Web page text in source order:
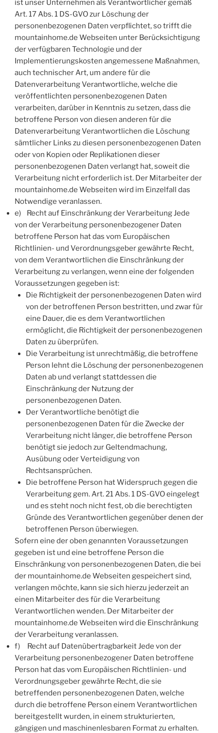
ist unser Unternehmen als Verantwortlicher gemäß
Art. 17 Abs. 1 DS-GVO zur Löschung der
personenbezogenen Daten verpflichtet, so trifft die
mountainhome.de Webseiten unter Berücksichtigung
der verfügbaren Technologie und der
Implementierungskosten angemessene Maßnahmen,
auch technischer Art, um andere für die
Datenverarbeitung Verantwortliche, welche die
veröffentlichten personenbezogenen Daten
verarbeiten, darüber in Kenntnis zu setzen, dass die
betroffene Person von diesen anderen für die
Datenverarbeitung Verantwortlichen die Löschung
sämtlicher Links zu diesen personenbezogenen Daten
oder von Kopien oder Replikationen dieser
personenbezogenen Daten verlangt hat, soweit die
Verarbeitung nicht erforderlich ist. Der Mitarbeiter der
mountainhome.de Webseiten wird im Einzelfall das
Notwendige veranlassen.
e) Recht auf Einschränkung der Verarbeitung Jede
von der Verarbeitung personenbezogener Daten
betroffene Person hat das vom Europäischen
Richtlinien- und Verordnungsgeber gewährte Recht,
von dem Verantwortlichen die Einschränkung der
Verarbeitung zu verlangen, wenn eine der folgenden
Voraussetzungen gegeben ist:
Die Richtigkeit der personenbezogenen Daten wird
von der betroffenen Person bestritten, und zwar für
eine Dauer, die es dem Verantwortlichen
ermöglicht, die Richtigkeit der personenbezogenen
Daten zu überprüfen.
Die Verarbeitung ist unrechtmäßig, die betroffene
Person lehnt die Löschung der personenbezogenen
Daten ab und verlangt stattdessen die
Einschränkung der Nutzung der
personenbezogenen Daten.
Der Verantwortliche benötigt die
personenbezogenen Daten für die Zwecke der
Verarbeitung nicht länger, die betroffene Person
benötigt sie jedoch zur Geltendmachung,
Ausübung oder Verteidigung von
Rechtsansprüchen.
Die betroffene Person hat Widerspruch gegen die
Verarbeitung gem. Art. 21 Abs. 1 DS-GVO eingelegt
und es steht noch nicht fest, ob die berechtigten
Gründe des Verantwortlichen gegenüber denen der
betroffenen Person überwiegen.
Sofern eine der oben genannten Voraussetzungen
gegeben ist und eine betroffene Person die
Einschränkung von personenbezogenen Daten, die bei
der mountainhome.de Webseiten gespeichert sind,
verlangen möchte, kann sie sich hierzu jederzeit an
einen Mitarbeiter des für die Verarbeitung
Verantwortlichen wenden. Der Mitarbeiter der
mountainhome.de Webseiten wird die Einschränkung
der Verarbeitung veranlassen.
f) Recht auf Datenübertragbarkeit Jede von der
Verarbeitung personenbezogener Daten betroffene
Person hat das vom Europäischen Richtlinien- und
Verordnungsgeber gewährte Recht, die sie
betreffenden personenbezogenen Daten, welche
durch die betroffene Person einem Verantwortlichen
bereitgestellt wurden, in einem strukturierten,
gängigen und maschinenlesbaren Format zu erhalten.